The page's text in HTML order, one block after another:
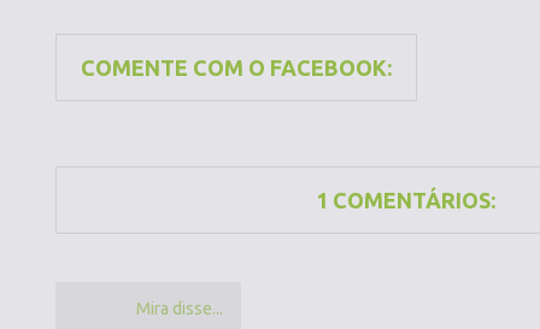
COMENTE COM O FACEBOOK:
1 COMENTÁRIOS:
Mira disse...